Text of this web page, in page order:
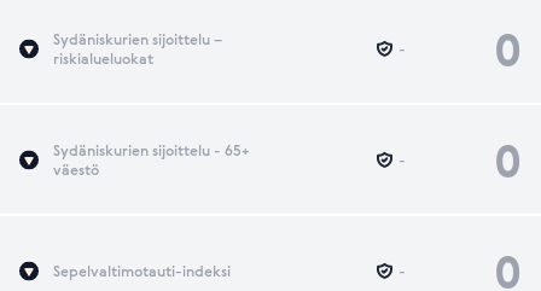
Sydäniskurien sijoittelu –
riskialueluokat
0
-
Sydäniskurien sijoittelu - 65+
väestö
0
-
Sepelvaltimotauti-indeksi 0
-